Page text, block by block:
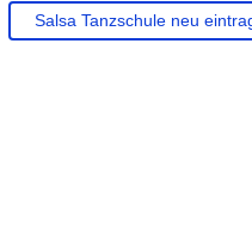
Salsa Tanzschule neu